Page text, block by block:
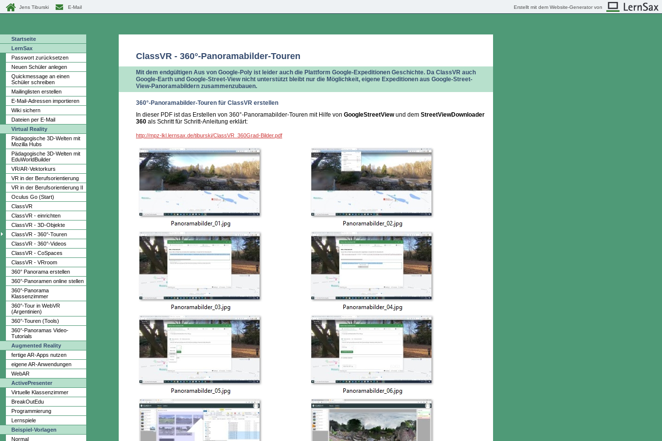
Erstellt mit dem Website-Generator von
Jens Tiburski E-Mail
Startseite
LernSax
Passwort zurücksetzen
Neuen Schüler anlegen
Quickmessage an einen
Schüler schreiben
Mailinglisten erstellen
E-Mail-Adressen importieren
Wiki sichern
Dateien per E-Mail
Virtual Reality
Pädagogische 3D-Welten mit
Mozilla Hubs
Pädagogische 3D-Welten mit
EduWorldBuilder
VR/AR-Vektorkurs
VR in der Berufsorientierung
VR in der Berufsorientierung II
Oculus Go (Start)
ClassVR
ClassVR - einrichten
ClassVR - 3D-Objekte
ClassVR - 360°-Touren
ClassVR - 360°-Videos
ClassVR - CoSpaces
ClassVR - VRroom
360° Panorama erstellen
360°-Panoramen online stellen
360°-Panorama
Klassenzimmer
360°-Tour in WebVR
(Argentinien)
360°-Touren (Tools)
360°-Panoramas Video-
Tutorials
Augmented Reality
fertige AR-Apps nutzen
eigene AR-Anwendungen
WebAR
ActivePresenter
Virtuelle Klassenzimmer
BreakOutEdu
Programmierung
Lernspiele
Beispiel-Vorlagen
Normal
ClassVR - 360°-Panoramabilder-Touren
Mit dem endgültigen Aus von Google-Poly ist leider auch die Plattform Google-Expeditionen Geschichte. Da ClassVR auch
Google-Earth und Google-Street-View nicht unterstützt bleibt nur die Möglichkeit, eigene Expeditionen aus Google-Street-
View-Panoramabildern zusammenzubauen.
360°-Panoramabilder-Touren für ClassVR erstellen
In dieser PDF ist das Erstellen von 360°-Panoramabilder-Touren mit Hilfe von GoogleStreetViewund dem StreetViewDownloader
360 als Schritt für Schritt-Anleitung erklärt:
http://mpz-lkl.lernsax.de/tiburski/ClassVR_360Grad-Bilder.pdf